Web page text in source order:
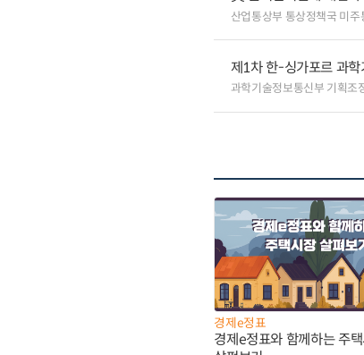
산업통상부 통상정책국 미주
제1차 한-싱가포르 과학
과학기술정보통신부 기획조
경제e정표
경제e정표와 함께하는 주